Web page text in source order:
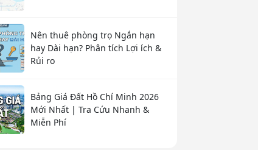
Nên thuê phòng trọ Ngắn hạn
hay Dài hạn? Phân tích Lợi ích &
Rủi ro
Bảng Giá Đất Hồ Chí Minh 2026
Mới Nhất | Tra Cứu Nhanh &
Miễn Phí